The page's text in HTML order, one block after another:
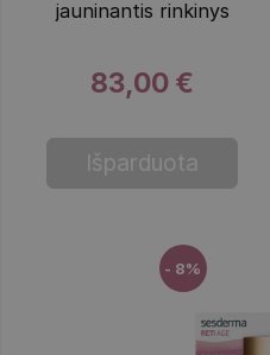
jauninantis rinkinys
83,00 €
Išparduota
- 8%